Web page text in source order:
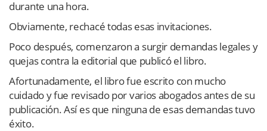
durante una hora.
Obviamente, rechacé todas esas invitaciones.
Poco después, comenzaron a surgir demandas legales y
quejas contra la editorial que publicó el libro.
Afortunadamente, el libro fue escrito con mucho
cuidado y fue revisado por varios abogados antes de su
publicación. Así es que ninguna de esas demandas tuvo
éxito.